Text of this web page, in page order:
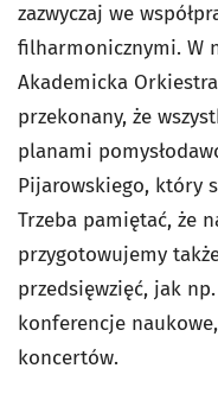
zazwyczaj we
filharmonicznymi. W
Akademicka
przekonany, że
planami
Pijarowskiego, który
Trzeba pamiętać, że
przygotowujemy
przedsięwzięć, jak
konferencje
koncertów.